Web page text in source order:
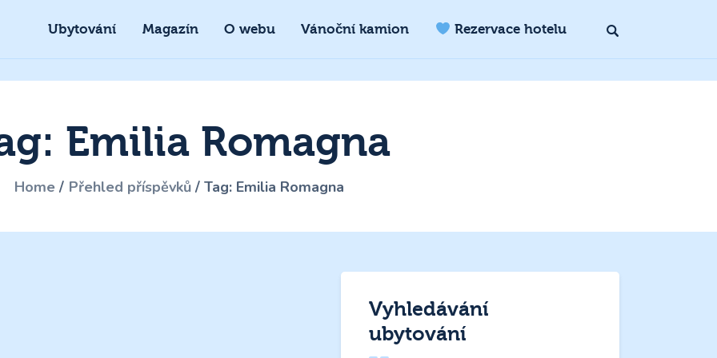
Ubytování Magazín O webu Vánoční kamion Rezervace hotelu
Emilia Romagna
Home Přehled příspěvků Tag: Emilia Romagna
Vyhledávání
ubytování